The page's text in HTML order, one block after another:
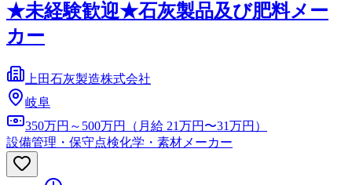
★未経験歓迎★石灰製品及び肥料メー
カー
上田石灰製造株式会社
岐阜
350万円～500万円（月給 21万円〜31万円）
設備管理・保守点検化学・素材メーカー